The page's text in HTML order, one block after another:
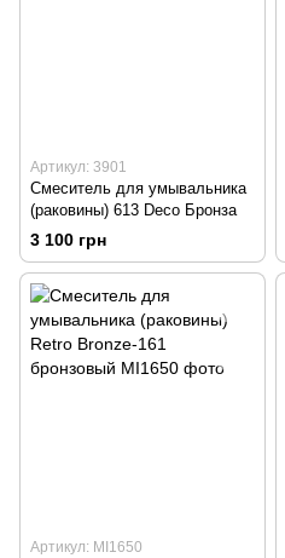
Артикул: 3901
Смеситель для умывальника
(раковины) 613 Deco Бронза
3 100 грн
Артикул: MI1650